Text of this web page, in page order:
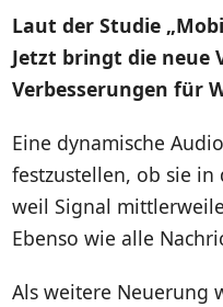
Laut der Studie
Jetzt bringt die neue
Verbesserungen für
Eine dynamische
festzustellen, ob sie in
weil Signal
Ebenso wie alle
Als weitere Neuerung